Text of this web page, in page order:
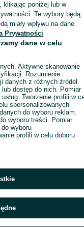
klikając poniżej lub w
Te wybory będą
miały wpływu na dane
Prywatności
dane w celu
Aktywne skanowanie
Rozumienie
danych z różnych źródeł.
dostęp do nich. Pomiar
Tworzenie profili w
spersonalizowanych
do wyboru reklam.
wyboru treści. Pomiar
wyboru
profili w celu doboru